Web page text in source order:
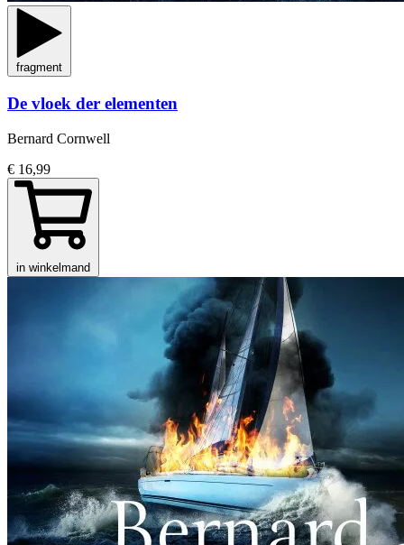
fragment
De vloek der elementen
Bernard Cornwell
€ 16,99
in winkelmand